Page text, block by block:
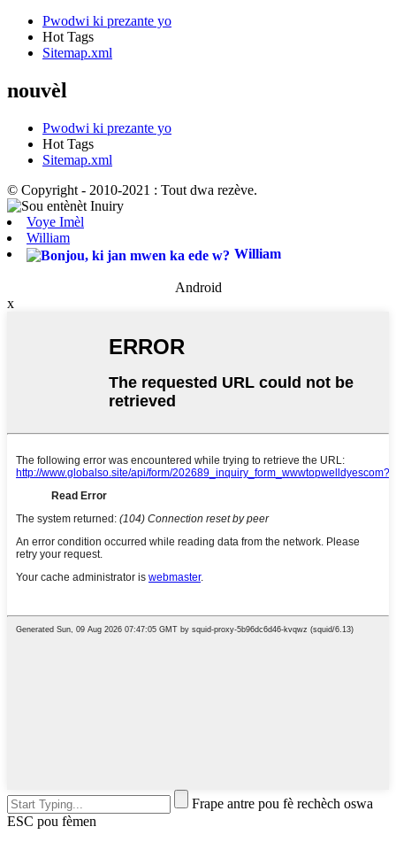
Pwodwi ki prezante yo
Hot Tags
Sitemap.xml
nouvèl
Pwodwi ki prezante yo
Hot Tags
Sitemap.xml
© Copyright - 2010-2021 : Tout dwa rezève.
Voye Imèl
William
William
Android
x
Frape antre pou fè rechèch oswa
ESC pou fèmen